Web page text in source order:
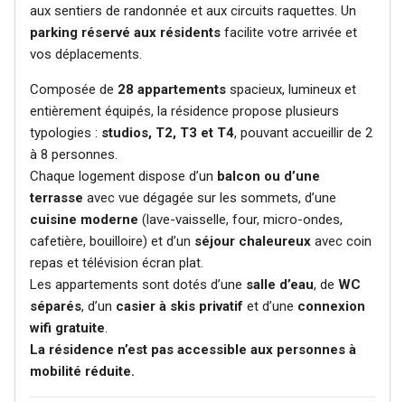
aux sentiers de randonnée et aux circuits raquettes. Un
parking réservé aux résidents facilite votre arrivée et
vos déplacements.
Composée de 28 appartements spacieux, lumineux et
entièrement équipés, la résidence propose plusieurs
typologies : studios, T2, T3 et T4, pouvant accueillir de 2
à 8 personnes.
Chaque logement dispose d’un balcon ou d’une
terrasse avec vue dégagée sur les sommets, d’une
cuisine moderne (lave-vaisselle, four, micro-ondes,
cafetière, bouilloire) et d’un séjour chaleureux avec coin
repas et télévision écran plat.
Les appartements sont dotés d’une salle d’eau, de WC
séparés, d’un casier à skis privatif et d’une connexion
wifi gratuite.
La résidence n’est pas accessible aux personnes à
mobilité réduite.